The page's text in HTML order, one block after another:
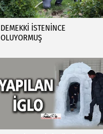
DEMEKKİ İSTENİNCE
OLUYORMUŞ